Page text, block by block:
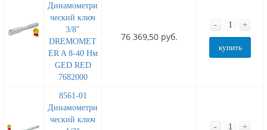
Динамометри
ческий ключ
3/8"
DREMOMET
ER A 8-40 Нм
GED RED
7682000
76 369,50 руб.
- +
купить
8561-01
Динамометри
ческий ключ
- +